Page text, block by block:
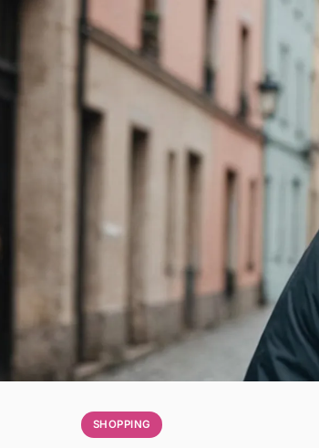
SHOPPING